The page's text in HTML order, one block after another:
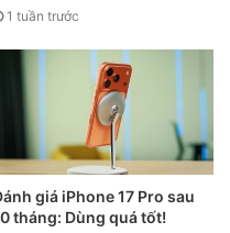
1 tuần trước
giá iPhone 17 Pro sau
tháng: Dùng quá tốt!